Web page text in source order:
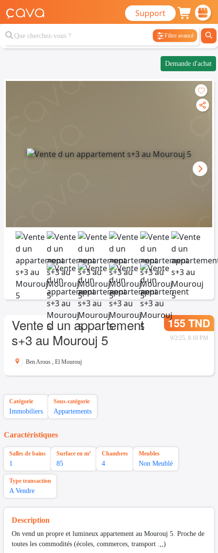
Support
Filtre avancé
Demande d'achat
Vente d un appartement
s+3 au Mourouj 5
155 TND
9/2/25, 8:10 PM
Ben Arous , El Mourouj
Catégorie
Immobiliers
Sous-catégorie
Appartements
Caractéristiques
Salles de bains
1
Surface en m²
85
Chambres
4
Meubles
Non Meublé
Type transaction
A Vendre
Description
On vend un propre et lumineux appartement au Mourouj 5. Proche de
toutes les commodités (écoles, commerces, transport .,,)